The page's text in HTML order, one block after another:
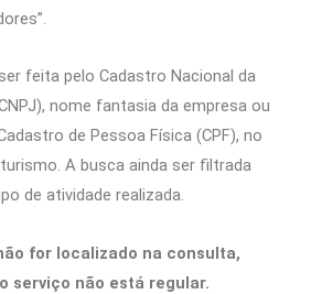
feita pelo Cadastro Nacional da
nome fantasia da empresa ou
de Pessoa Física (CPF), no
A busca ainda ser filtrada
de atividade realizada.
for localizado na consulta,
serviço não está regular.